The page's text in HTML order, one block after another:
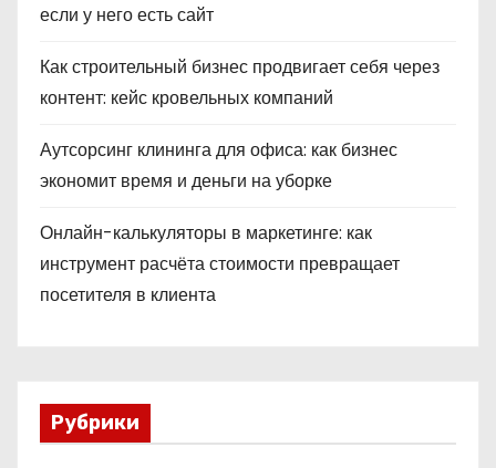
если у него есть сайт
Как строительный бизнес продвигает себя через
контент: кейс кровельных компаний
Аутсорсинг клининга для офиса: как бизнес
экономит время и деньги на уборке
Онлайн-калькуляторы в маркетинге: как
инструмент расчёта стоимости превращает
посетителя в клиента
Рубрики